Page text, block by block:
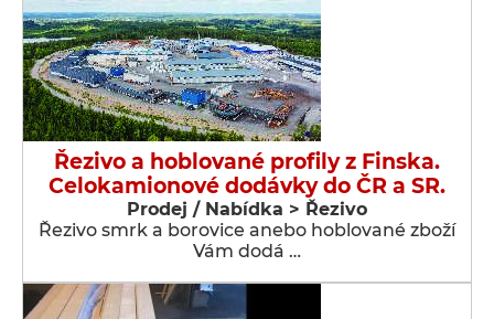
Řezivo a hoblované profily z Finska.
Celokamionové dodávky do ČR a SR.
Prodej / Nabídka > Řezivo
Řezivo smrk a borovice anebo hoblované zboží
Vám dodá …